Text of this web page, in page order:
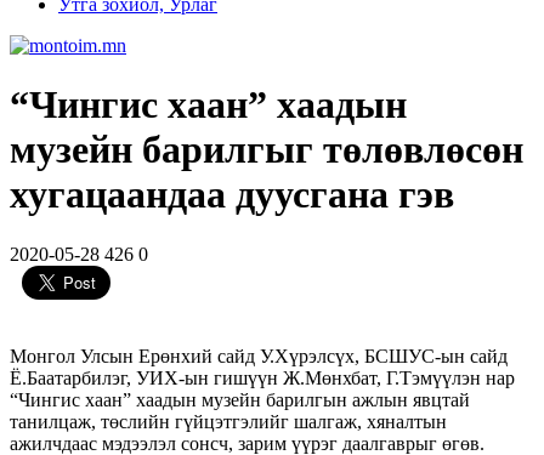
Утга зохиол, Урлаг
“Чингис хаан” хаадын
музейн барилгыг төлөвлөсөн
хугацаандаа дуусгана гэв
2020-05-28 426 0
Монгол Улсын Ерөнхий сайд У.Хүрэлсүх, БСШУС-ын сайд
Ё.Баатарбилэг, УИХ-ын гишүүн Ж.Мөнхбат, Г.Тэмүүлэн нар
“Чингис хаан” хаадын музейн барилгын ажлын явцтай
танилцаж, төслийн гүйцэтгэлийг шалгаж, хяналтын
ажилчдаас мэдээлэл сонсч, зарим үүрэг даалгаврыг өгөв.